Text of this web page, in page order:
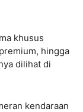
khusus
hingga
dilihat di
kendaraan